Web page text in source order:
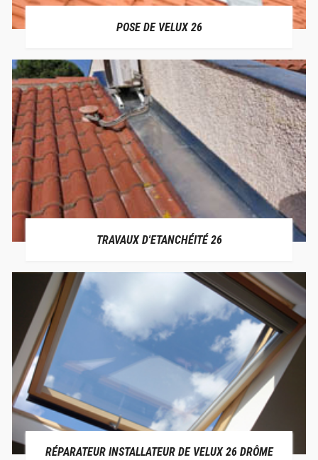
POSE DE VELUX 26
TRAVAUX D'ETANCHÉITÉ 26
RÉPARATEUR INSTALLATEUR DE VELUX 26 DRÔME